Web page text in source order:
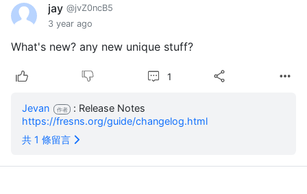
jay @jvZ0ncB5
3 year ago
What's new? any new unique stuff?
1
Jevan 作者 : Release Notes
https://fresns.org/guide/changelog.html
共 1 條留言